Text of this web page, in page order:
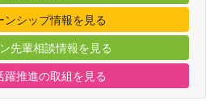
ンシップ情報を見る
先輩相談情報を見る
躍推進の取組を見る